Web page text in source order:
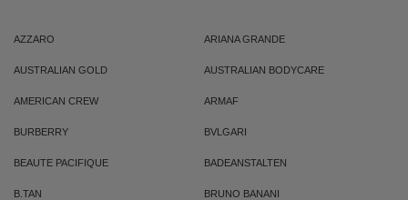
AZZARO ARIANA GRANDE
AUSTRALIAN GOLD AUSTRALIAN BODYCARE
AMERICAN CREW ARMAF
BURBERRY BVLGARI
BEAUTE PACIFIQUE BADEANSTALTEN
B.TAN BRUNO BANANI